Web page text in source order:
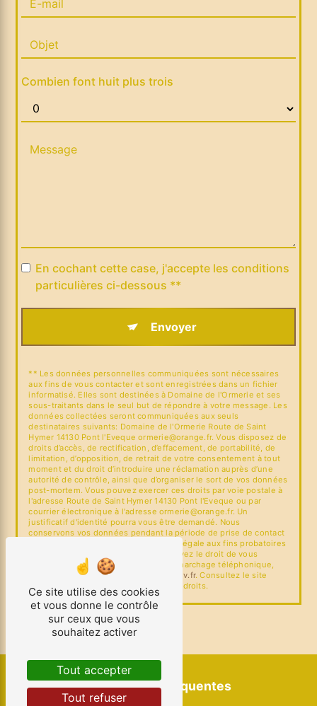
Combien font huit plus trois
En cochant cette case, j'accepte les conditions
particulières ci-dessous **
Envoyer
** Les données personnelles communiquées sont nécessaires
aux fins de vous contacter et sont enregistrées dans un fichier
informatisé. Elles sont destinées à Domaine de l'Ormerie et ses
sous-traitants dans le seul but de répondre à votre message. Les
données collectées seront communiquées aux seuls
destinataires suivants: Domaine de l'Ormerie Route de Saint
Hymer 14130 Pont l'Eveque ormerie@orange.fr. Vous disposez de
droits d’accès, de rectification, d’effacement, de portabilité, de
limitation, d’opposition, de retrait de votre consentement à tout
moment et du droit d’introduire une réclamation auprès d’une
autorité de contrôle, ainsi que d’organiser le sort de vos données
post-mortem. Vous pouvez exercer ces droits par voie postale à
l'adresse Route de Saint Hymer 14130 Pont l'Eveque ou par
courrier électronique à l'adresse ormerie@orange.fr. Un
justificatif d'identité pourra vous être demandé. Nous
conservons vos données pendant la période de prise de contact
puis pendant la durée de prescription légale aux fins probatoires
et de gestion des contentieux. Vous avez le droit de vous
inscrire sur la liste d'opposition au démarchage téléphonique,
disponible à cette adresse:
Bloctel.gouv.fr. Consultez le site
cnil.fr pour plus d’informations sur vos droits.
Recherches fréquentes
Ce site utilise des cookies
et vous donne le contrôle
sur ceux que vous
souhaitez activer
Tout accepter
Tout refuser